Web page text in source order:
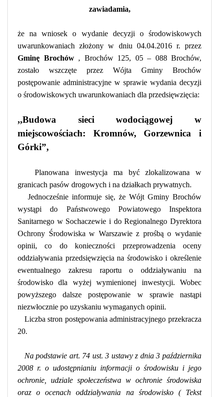
zawiadamia,
że na wniosek o wydanie decyzji o środowiskowych
uwarunkowaniach złożony w dniu 04.04.2016 r. przez
Gminę Brochów, Brochów 125, 05 – 088 Brochów,
zostało wszczęte przez Wójta Gminy Brochów
postępowanie administracyjne w sprawie wydania decyzji
o środowiskowych uwarunkowaniach dla przedsięwzięcia:
,,Budowa sieci wodociągowej w
miejscowościach: Kromnów, Gorzewnica i
Górki”,
Planowana inwestycja ma być zlokalizowana w
granicach pasów drogowych i na działkach prywatnych.
Jednocześnie informuje się, że Wójt Gminy Brochów
wystąpi do Państwowego Powiatowego Inspektora
Sanitarnego w Sochaczewie i do Regionalnego Dyrektora
Ochrony Środowiska w Warszawie z prośbą o wydanie
opinii, co do konieczności przeprowadzenia oceny
oddziaływania przedsięwzięcia na środowisko i określenie
ewentualnego zakresu raportu o oddziaływaniu na
środowisko dla wyżej wymienionej inwestycji. Wobec
powyższego dalsze postępowanie w sprawie nastąpi
niezwłocznie po uzyskaniu wymaganych opinii.
Liczba stron postępowania administracyjnego przekracza
20.
Na podstawie art. 74 ust. 3 ustawy z dnia 3 października
2008 r. o udostępnianiu informacji o środowisku i jego
ochronie, udziale społeczeństwa w ochronie środowiska
oraz o ocenach oddziaływania na środowisko (
Tekst